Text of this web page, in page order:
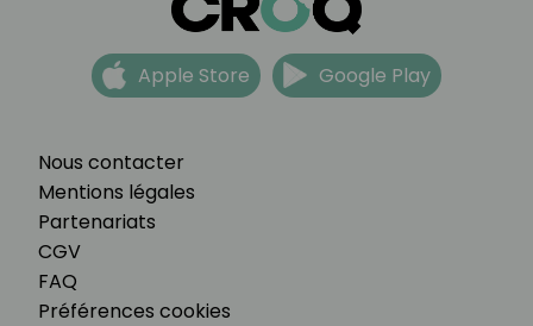
Nous contacter
Mentions légales
Partenariats
CGV
FAQ
Préférences cookies
Apple Store Google Play